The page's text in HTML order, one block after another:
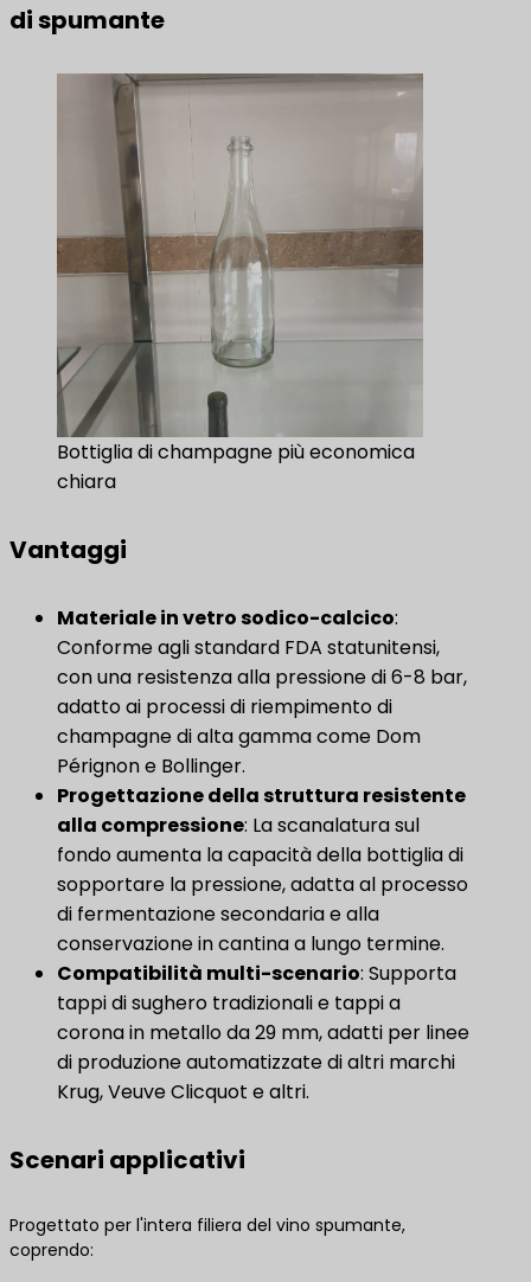
di spumante
Bottiglia di champagne più economica
chiara
Vantaggi
Materiale in vetro sodico-calcico:
Conforme agli standard FDA statunitensi,
con una resistenza alla pressione di 6-8 bar,
adatto ai processi di riempimento di
champagne di alta gamma come Dom
Pérignon e Bollinger.
Progettazione della struttura resistente
alla compressione: La scanalatura sul
fondo aumenta la capacità della bottiglia di
sopportare la pressione, adatta al processo
di fermentazione secondaria e alla
conservazione in cantina a lungo termine.
Compatibilità multi-scenario​: Supporta
tappi di sughero tradizionali e tappi a
corona in metallo da 29 mm, adatti per linee
di produzione automatizzate di altri marchi
Krug, Veuve Clicquot e altri.
Scenari applicativi
Progettato per l'intera filiera del vino spumante,
coprendo: